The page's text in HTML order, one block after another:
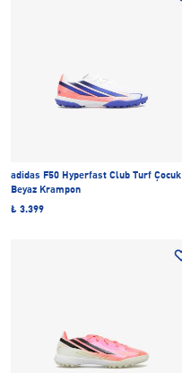
adidas F50 Hyperfast Club Turf Çocuk
Beyaz Krampon
₺ 3.399